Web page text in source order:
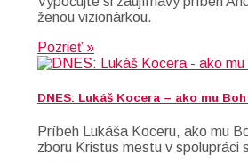
ženou vizionárkou.
Pozrieť »
DNES: Lukáš Kocera – ako mu
Príbeh Lukáša Koceru, ako mu
zboru Kristus mestu v spolupráci